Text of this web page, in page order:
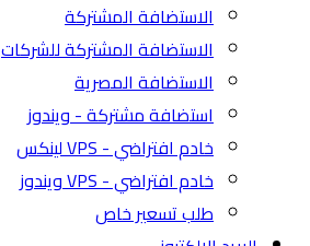
الاستضافة المشتركة
الاستضافة المشتركة للشركات
الاستضافة المصرية
استضافة مشتركة - ويندوز
خادم افتراضي - VPS لينكس
خادم افتراضي - VPS ويندوز
طلب تسعير خاص